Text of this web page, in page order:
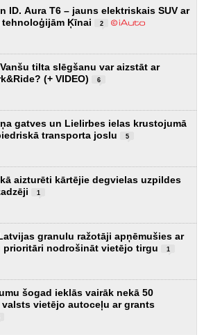
ID. Aura T6 – jauns elektriskais SUV ar
tehnoloģijām Ķīnai
2
tilta slēgšanu var aizstāt ar
(+ VIDEO)
6
gatves un Lielirbes ielas krustojumā
transporta joslu
5
aizturēti kārtējie degvielas uzpildes
1
granulu ražotāji apņēmušies ar
prioritāri nodrošināt vietējo tirgu
1
šogad ieklās vairāk nekā 50
vietējo autoceļu ar grants